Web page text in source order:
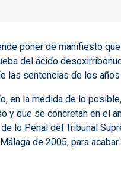
poner de manifiesto
del ácido
las sentencias de los años
en la medida de lo
y que se concretan en el
lo Penal del Tribunal
de 2005, para